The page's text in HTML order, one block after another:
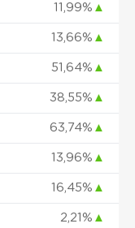
11,99% ▲
13,66% ▲
51,64% ▲
38,55% ▲
63,74% ▲
13,96% ▲
16,45% ▲
2,21% ▲